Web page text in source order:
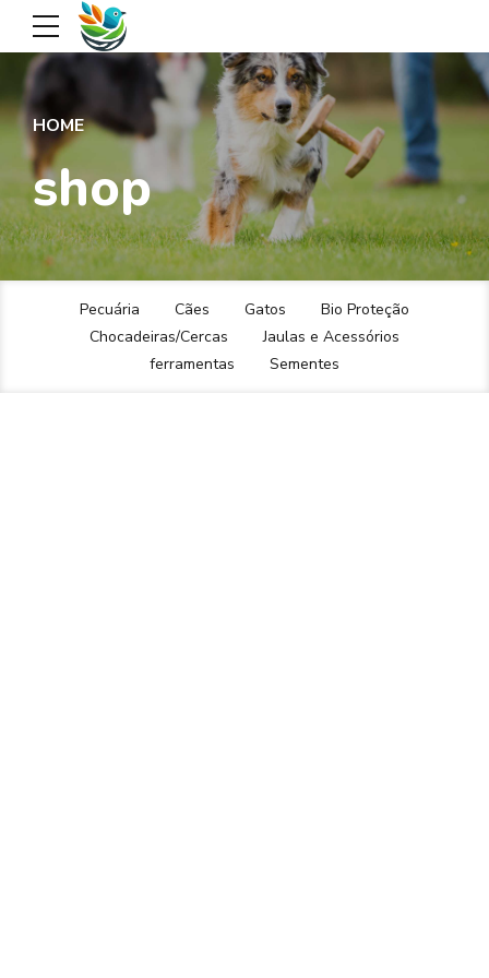
HOME
shop
Pecuária Cães Gatos
Bio Proteção
Chocadeiras/Cercas
Jaulas e Acessórios
ferramentas
Sementes